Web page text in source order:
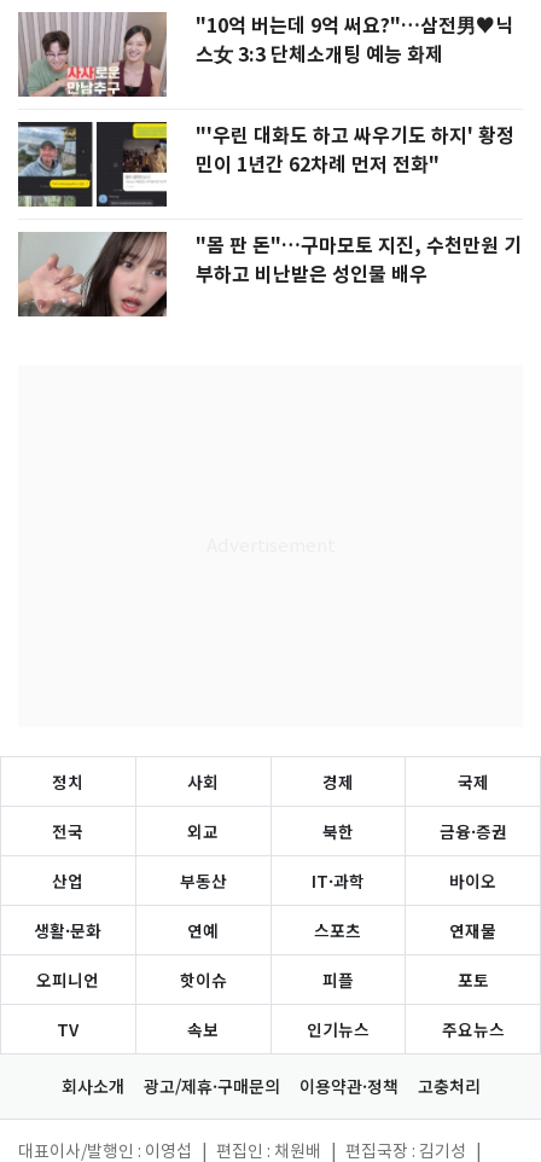
"10억 버는데 9억 써요?"…삼전男♥닉
스女 3:3 단체소개팅 예능 화제
"'우린 대화도 하고 싸우기도 하지' 황정
민이 1년간 62차례 먼저 전화"
"몸 판 돈"…구마모토 지진, 수천만원 기
부하고 비난받은 성인물 배우
정치 사회 경제 국제
전국 외교 북한 금융·증권
산업 부동산 IT·과학 바이오
생활·문화 연예 스포츠 연재물
오피니언 핫이슈 피플 포토
TV 속보 인기뉴스 주요뉴스
회사소개 광고/제휴·구매문의 이용약관·정책 고충처리
대표이사/발행인 : 이영섭 편집인 : 채원배 편집국장 : 김기성